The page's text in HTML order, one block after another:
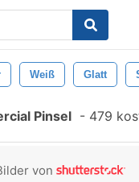
Weiß Glatt
Pinsel - 479
von